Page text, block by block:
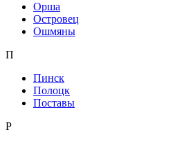
Орша
Островец
Ошмяны
П
Пинск
Полоцк
Поставы
Р